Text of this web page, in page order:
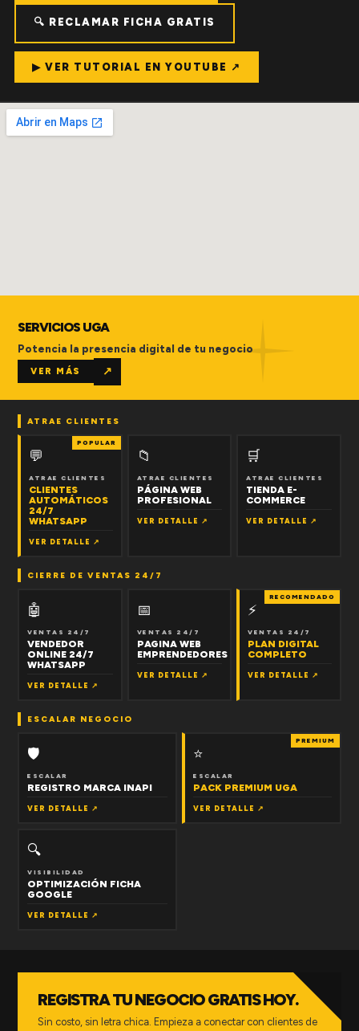
🔍 RECLAMAR FICHA GRATIS
▶ VER TUTORIAL EN YOUTUBE ↗
SERVICIOS UGA
Potencia la presencia digital de tu negocio
VER MÁS ↗
ATRAE CLIENTES
POPULAR
💬
ATRAE CLIENTES
CLIENTES
AUTOMÁTICOS
24/7
WHATSAPP
VER DETALLE ↗
📁
ATRAE CLIENTES
PÁGINA WEB
PROFESIONAL
VER DETALLE ↗
🛒
ATRAE CLIENTES
TIENDA E-
COMMERCE
VER DETALLE ↗
CIERRE DE VENTAS 24/7
🤖
VENTAS 24/7
VENDEDOR
ONLINE 24/7
WHATSAPP
VER DETALLE ↗
📅
VENTAS 24/7
PAGINA WEB
EMPRENDEDORES
VER DETALLE ↗
RECOMENDADO
⚡
VENTAS 24/7
PLAN DIGITAL
COMPLETO
VER DETALLE ↗
ESCALAR NEGOCIO
🛡
ESCALAR
REGISTRO MARCA INAPI
VER DETALLE ↗
PREMIUM
⭐
ESCALAR
PACK PREMIUM UGA
VER DETALLE ↗
🔍
VISIBILIDAD
OPTIMIZACIÓN FICHA
GOOGLE
VER DETALLE ↗
REGISTRA TU NEGOCIO GRATIS HOY.
Sin costo, sin letra chica. Empieza a conectar con clientes de